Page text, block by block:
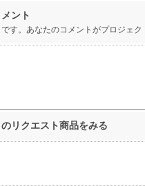
ント
す。あなたのコメントがプロジェ
リクエスト商品をみる